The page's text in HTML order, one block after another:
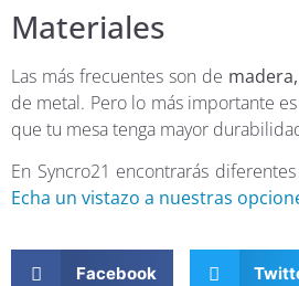
Materiales
Las más frecuentes son de
de metal. Pero lo más importante
que tu mesa tenga mayor
En Syncro21 encontrarás diferentes
Echa un vistazo a nuestras
Facebook